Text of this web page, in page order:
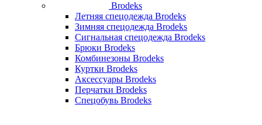
Brodeks
Летняя спецодежда Brodeks
Зимняя спецодежда Brodeks
Сигнальная спецодежда Brodeks
Брюки Brodeks
Комбинезоны Brodeks
Куртки Brodeks
Аксессуары Brodeks
Перчатки Brodeks
Спецобувь Brodeks